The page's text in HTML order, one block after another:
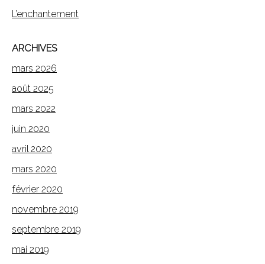
L’enchantement
ARCHIVES
mars 2026
août 2025
mars 2022
juin 2020
avril 2020
mars 2020
février 2020
novembre 2019
septembre 2019
mai 2019